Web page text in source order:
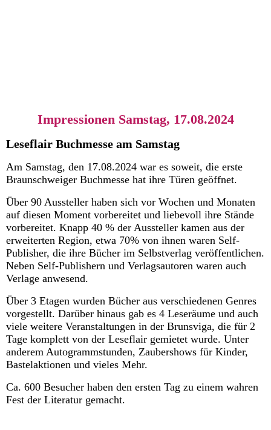
Impressionen Samstag, 17.08.2024
Leseflair Buchmesse am Samstag
Am Samstag, den 17.08.2024 war es soweit, die erste
Braunschweiger Buchmesse hat ihre Türen geöffnet.
Über 90 Aussteller haben sich vor Wochen und Monaten
auf diesen Moment vorbereitet und liebevoll ihre Stände
vorbereitet. Knapp 40 % der Aussteller kamen aus der
erweiterten Region, etwa 70% von ihnen waren Self-
Publisher, die ihre Bücher im Selbstverlag veröffentlichen.
Neben Self-Publishern und Verlagsautoren waren auch
Verlage anwesend.
Über 3 Etagen wurden Bücher aus verschiedenen Genres
vorgestellt. Darüber hinaus gab es 4 Leseräume und auch
viele weitere Veranstaltungen in der Brunsviga, die für 2
Tage komplett von der Leseflair gemietet wurde. Unter
anderem Autogrammstunden, Zaubershows für Kinder,
Bastelaktionen und vieles Mehr.
Ca. 600 Besucher haben den ersten Tag zu einem wahren
Fest der Literatur gemacht.